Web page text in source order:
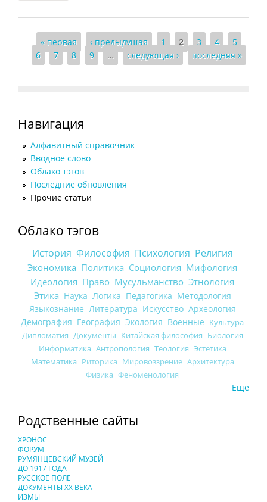
Страницы
« первая ‹ предыдущая 1 2 3 4
5
6
7 8 9 … следующая › последняя »
Навигация
Алфавитный справочник
Вводное слово
Облако тэгов
Последние обновления
Прочие статьи
Облако тэгов
История Философия Психология Религия
Экономика Политика Социология Мифология
Идеология Право Мусульманство Этнология
Этика Наука Логика Педагогика Методология
Языкознание Литература Искусство Археология
Демография География Экология Военные Культура
Дипломатия Документы Китайская философия Биология
Информатика Антропология Теология Эстетика
Математика Риторика Мировоззрение Архитектура
Физика Феноменология
Еще
Родственные сайты
ХРОНОС
ФОРУМ
РУМЯНЦЕВСКИЙ МУЗЕЙ
ДО 1917 ГОДА
РУССКОЕ ПОЛЕ
ДОКУМЕНТЫ XX ВЕКА
ИЗМЫ